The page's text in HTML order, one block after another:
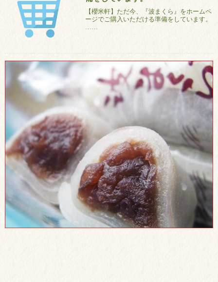
【櫻米軒】ただ今、『波まくら』をホームペ
ージでご購入いただける準備をしています。
……